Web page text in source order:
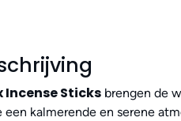
Incense Sticks brengen de
kalmerende en serene